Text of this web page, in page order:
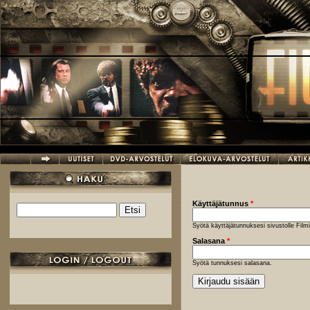
Hyppää pääsisältöön
Hakulomake
Käyttäjätunnus *
Syötä käyttäjätunnuksesi sivustolle
Salasana *
Syötä tunnuksesi salasana.